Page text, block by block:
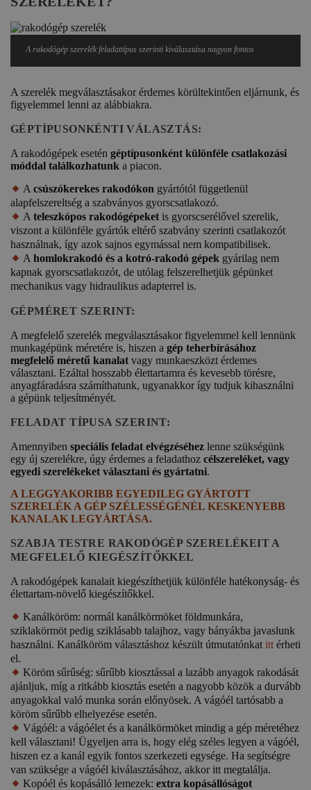
A rakodógép szerelék feladattípus szerinti kiválasztása nagyon fontos
A szerelék megválasztásakor érdemes körültekintően eljárnunk, és
figyelemmel lenni az alábbiakra.
GÉPTÍPUSONKÉNTI VÁLASZTÁS:
A rakodógépek esetén géptípusonként különféle csatlakozási
móddal találkozhatunk a piacon.
A csúszókerekes rakodókon gyártótól függetlenül
alapfelszereltség a szabványos gyorscsatlakozó.
A teleszkópos rakodógépeket is gyorscserélővel szerelik,
viszont a különféle gyártók eltérő szabvány szerinti csatlakozót
használnak, így azok sajnos egymással nem kompatibilisek.
A homlokrakodó és a kotró-rakodó gépek gyárilag nem
kapnak gyorscsatlakozót, de utólag felszerelhetjük gépünket
mechanikus vagy hidraulikus adapterrel is.
GÉPMÉRET SZERINT:
A megfelelő szerelék megválasztásakor figyelemmel kell lennünk
munkagépünk méretére is, hiszen a gép teherbírásához
megfelelő méretű kanalat vagy munkaeszközt érdemes
választani. Ezáltal hosszabb élettartamra és kevesebb törésre,
anyagfáradásra számíthatunk, ugyanakkor így tudjuk kihasználni
a gépünk teljesítményét.
FELADAT TÍPUSA SZERINT:
Amennyiben speciális feladat elvégzéséhez lenne szükségünk
egy új szerelékre, úgy érdemes a feladathoz célszereléket, vagy
egyedi szerelékeket választani és gyártatni.
A LEGGYAKORIBB EGYEDILEG GYÁRTOTT
SZERELÉK A GÉP SZÉLESSÉGÉNÉL KESKENYEBB
KANALAK LEGYÁRTÁSA.
SZABJA TESTRE RAKODÓGÉP SZERELÉKEIT A
MEGFELELŐ KIEGÉSZÍTŐKKEL
A rakodógépek kanalait kiegészíthetjük különféle hatékonyság- és
élettartam-növelő kiegészítőkkel.
Kanálköröm: normál kanálkörmöket földmunkára,
sziklakörmöt pedig sziklásabb talajhoz, vagy bányákba javaslunk
használni. Kanálköröm választáshoz készült útmutatónkat itt érheti
el.
Köröm sűrűség: sűrűbb kiosztással a lazább anyagok rakodását
ajánljuk, míg a ritkább kiosztás esetén a nagyobb közök a durvább
anyagokkal való munka során előnyösek. A vágóél tartósabb a
köröm sűrűbb elhelyezése esetén.
Vágóél: a vágóélet és a kanálkörmöket mindig a gép méretéhez
kell választani! Ügyeljen arra is, hogy elég széles legyen a vágóél,
hiszen ez a kanál egyik fontos szerkezeti egysége. Ha segítségre
van szüksége a vágóél kiválasztásához, akkor itt megtalálja.
Kopóél és kopásálló lemezek: extra kopásállóságot